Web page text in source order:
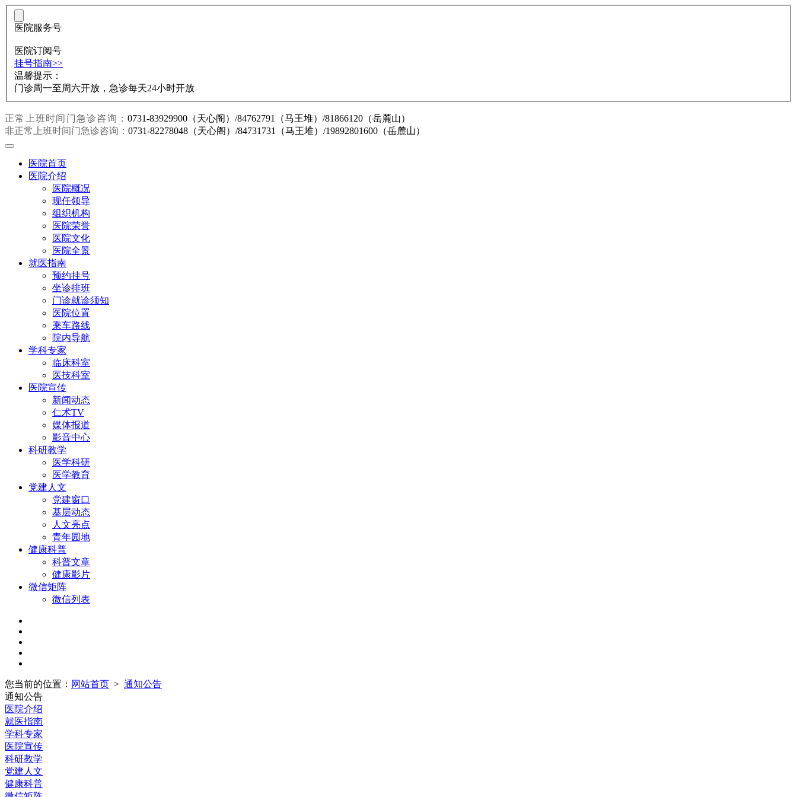
医院服务号
医院订阅号
挂号指南>>
温馨提示：
门诊周一至周六开放，急诊每天24小时开放
正常上班时间门急诊咨询： 0731-83929900（天心阁）/84762791（马王堆）/81866120（岳麓山）
非正常上班时间门急诊咨询： 0731-82278048（天心阁）/84731731（马王堆）/19892801600（岳麓山）
医院首页
医院介绍
医院概况
现任领导
组织机构
医院荣誉
医院文化
医院全景
就医指南
预约挂号
坐诊排班
门诊就诊须知
医院位置
乘车路线
院内导航
学科专家
临床科室
医技科室
医院宣传
新闻动态
仁术TV
媒体报道
影音中心
科研教学
医学科研
医学教育
党建人文
党建窗口
基层动态
人文亮点
青年园地
健康科普
科普文章
健康影片
微信矩阵
微信列表
您当前的位置： 网站首页 > 通知公告
通知公告
医院介绍
就医指南
学科专家
医院宣传
科研教学
党建人文
健康科普